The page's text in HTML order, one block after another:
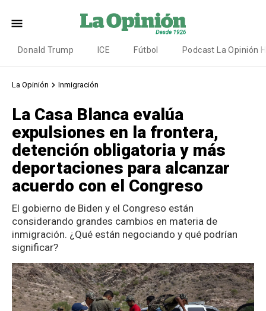
Donald Trump ICE Fútbol Podcast La Opinión
La Opinión Inmigración
La Casa Blanca evalúa
expulsiones en la frontera,
detención obligatoria y más
deportaciones para alcanzar
acuerdo con el Congreso
El gobierno de Biden y el Congreso están
considerando grandes cambios en materia de
inmigración. ¿Qué están negociando y qué podrían
significar?